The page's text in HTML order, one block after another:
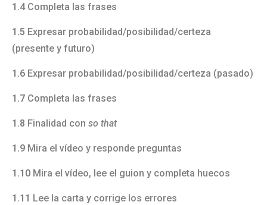
1.4Completa las frases
1.5 Expresar probabilidad/posibilidad/certeza
(presente y futuro)
1.6 Expresar probabilidad/posibilidad/certeza (pasado)
1.7 Completa las frases
1.8 Finalidad con so that
1.9 Mira el vídeo y responde preguntas
1.10 Mira el vídeo, lee el guion y completa huecos
1.11 Lee la carta y corrige los errores